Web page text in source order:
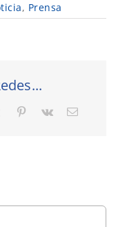
, Prensa
Tumblr Pinterest
Vk
Correo